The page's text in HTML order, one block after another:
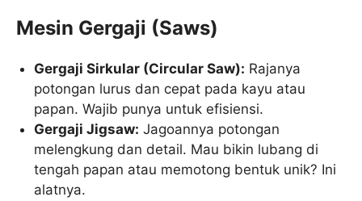
Mesin Gergaji (Saws)
Gergaji Sirkular (Circular Saw): Rajanya
potongan lurus dan cepat pada kayu atau
papan. Wajib punya untuk efisiensi.
Gergaji Jigsaw: Jagoannya potongan
melengkung dan detail. Mau bikin lubang di
tengah papan atau memotong bentuk unik? Ini
alatnya.